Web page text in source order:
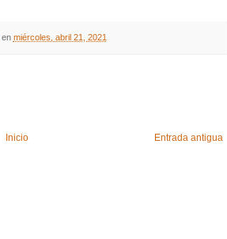
en miércoles, abril 21, 2021
Entrada antigua
Inicio